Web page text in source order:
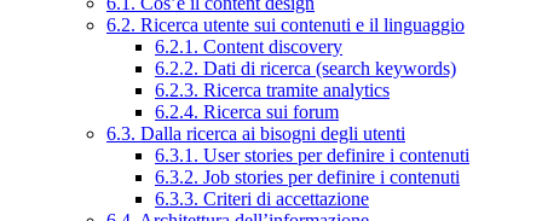
6.2. Ricerca utente sui contenuti e il linguaggio
6.2.1. Content discovery
6.2.2. Dati di ricerca (search keywords)
6.2.3. Ricerca tramite analytics
6.2.4. Ricerca sui forum
6.3. Dalla ricerca ai bisogni degli utenti
6.3.1. User stories per definire i contenuti
6.3.2. Job stories per definire i contenuti
6.3.3. Criteri di accettazione